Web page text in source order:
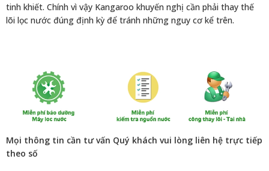
tinh khiết. Chính vì vậy Kangaroo khuyến nghị cần phải thay thế
lõi lọc nước đúng định kỳ để tránh những nguy cơ kể trên.
Mọi thông tin cần tư vấn Quý khách vui lòng liên hệ trực tiếp
theo số